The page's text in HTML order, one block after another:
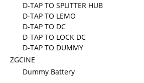
D-TAP TO SPLITTER HUB
D-TAP TO LEMO
D-TAP TO DC
D-TAP TO LOCK DC
D-TAP TO DUMMY
ZGCINE
Dummy Battery